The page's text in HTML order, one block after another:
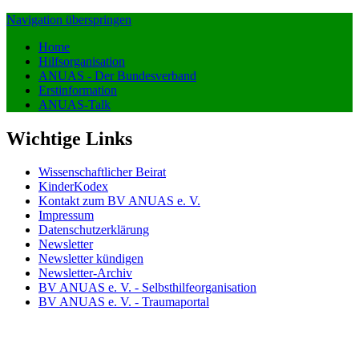
Navigation überspringen
Home
Hilfsorganisation
ANUAS - Der Bundesverband
Erstinformation
ANUAS-Talk
Wichtige Links
Wissenschaftlicher Beirat
KinderKodex
Kontakt zum BV ANUAS e. V.
Impressum
Datenschutzerklärung
Newsletter
Newsletter kündigen
Newsletter-Archiv
BV ANUAS e. V. - Selbsthilfeorganisation
BV ANUAS e. V. - Traumaportal